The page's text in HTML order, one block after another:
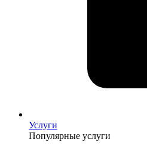
Услуги
Популярные услуги